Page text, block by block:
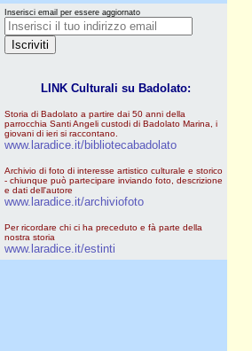
Inserisci email per essere aggiornato
LINK Culturali su Badolato:
Storia di Badolato a partire dai 50 anni della
parrocchia Santi Angeli custodi di Badolato Marina, i
giovani di ieri si raccontano.
www.laradice.it/bibliotecabadolato
Archivio di foto di interesse artistico culturale e storico
- chiunque può partecipare inviando foto, descrizione
e dati dell'autore
www.laradice.it/archiviofoto
Per ricordare chi ci ha preceduto e fà parte della
nostra storia
www.laradice.it/estinti